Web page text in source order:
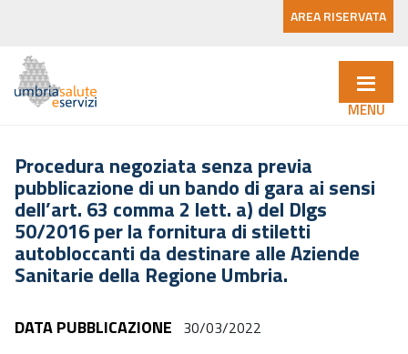
AREA RISERVATA
Procedura negoziata senza previa
pubblicazione di un bando di gara ai sensi
dell’art. 63 comma 2 lett. a) del Dlgs
50/2016 per la fornitura di stiletti
autobloccanti da destinare alle Aziende
Sanitarie della Regione Umbria.
DATA PUBBLICAZIONE 30/03/2022